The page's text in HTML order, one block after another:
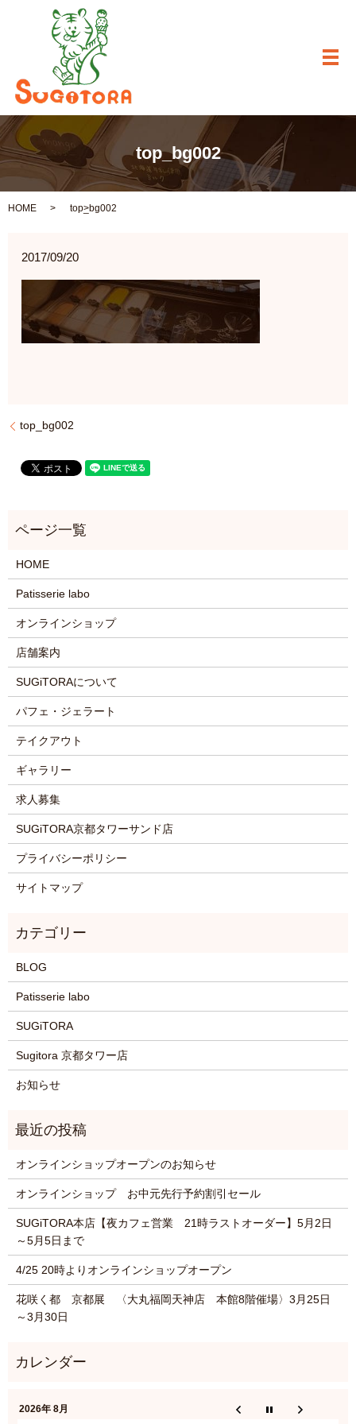
メ
top_bg002
HOME top_bg002
2017/09/20
top_bg002
HOME
Patisserie labo
オンラインショップ
店舗案内
SUGiTORAについて
パフェ・ジェラート
テイクアウト
ギャラリー
求人募集
SUGiTORA京都タワーサンド店
プライバシーポリシー
サイトマップ
BLOG
Patisserie labo
SUGiTORA
Sugitora 京都タワー店
お知らせ
オンラインショップオープンのお知らせ
オンラインショップ お中元先行予約割引セール
SUGiTORA本店【夜カフェ営業 21時ラストオーダー】5月2日
～5月5日まで
4/25 20時よりオンラインショップオープン
花咲く都 京都展 〈大丸福岡天神店 本館8階催場〉3月25日
～3月30日
2026年 8月